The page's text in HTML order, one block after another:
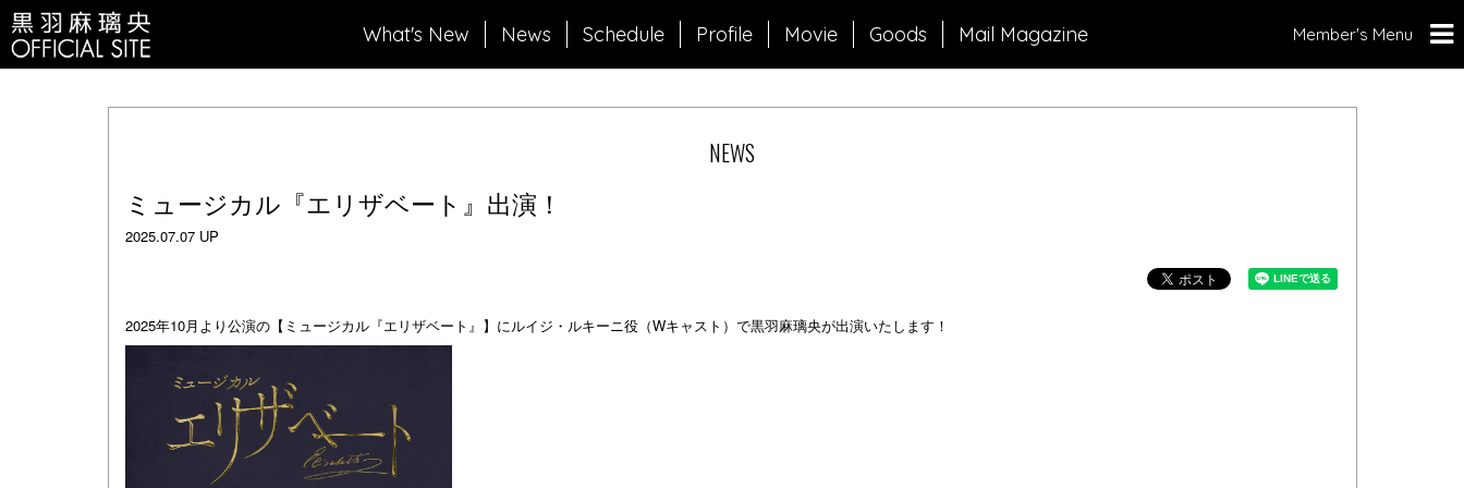
What's New News Schedule Profile Movie Goods Mail Magazine Member's Menu
NEWS
ミュージカル『エリザベート』出演！
2025.07.07 UP
2025年10月より公演の【ミュージカル『エリザベート』】にルイジ・ルキーニ役（Wキャスト）で黒羽麻璃央が出演いたします！